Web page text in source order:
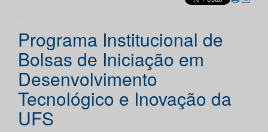
Programa Institucional de
Bolsas de Iniciação em
Desenvolvimento
Tecnológico e Inovação da
UFS